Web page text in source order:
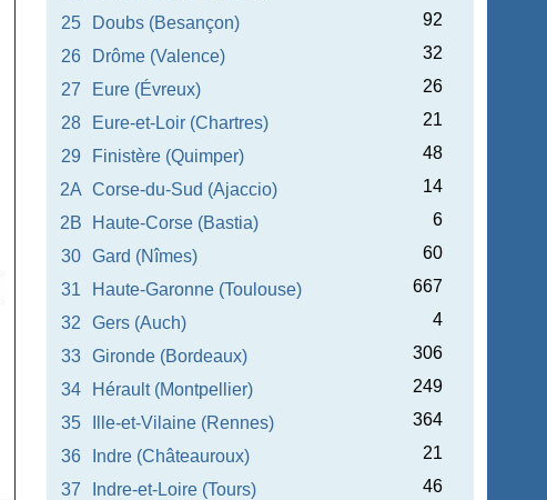
25
Doubs (Besançon)
92
26
Drôme (Valence)
32
27
Eure (Évreux)
26
28
Eure-et-Loir (Chartres)
21
29
Finistère (Quimper)
48
2A
Corse-du-Sud (Ajaccio)
14
2B
Haute-Corse (Bastia)
6
30
Gard (Nîmes)
60
31
Haute-Garonne (Toulouse)
667
32
Gers (Auch)
4
33
Gironde (Bordeaux)
306
34
Hérault (Montpellier)
249
35
Ille-et-Vilaine (Rennes)
364
36
Indre (Châteauroux)
21
37
Indre-et-Loire (Tours)
46